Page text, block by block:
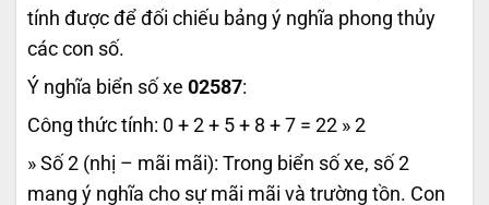
tính được để đối chiếu bảng ý nghĩa phong thủy
các con số.
Ý nghĩa biển số xe 02587:
Công thức tính: 0 + 2 + 5 + 8 + 7 = 22 » 2
» Số 2 (nhị – mãi mãi): Trong biển số xe, số 2
mang ý nghĩa cho sự mãi mãi và trường tồn. Con